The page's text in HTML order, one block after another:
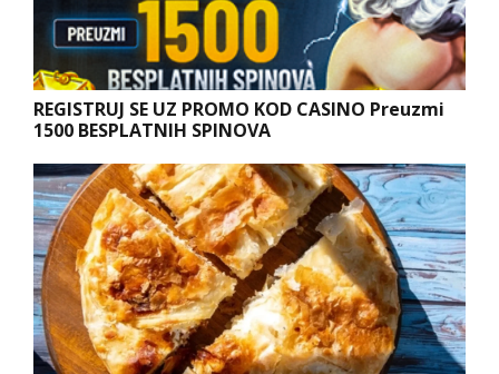
REGISTRUJ SE UZ PROMO KOD CASINO Preuzmi
1500 BESPLATNIH SPINOVA